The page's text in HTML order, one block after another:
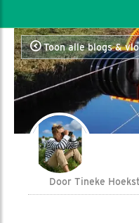
Toon alle blogs &
Door Tineke